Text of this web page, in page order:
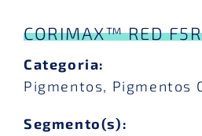
CORIMAX™ RED
Categoria:
Pigmentos, Pigmentos
Segmento(s):